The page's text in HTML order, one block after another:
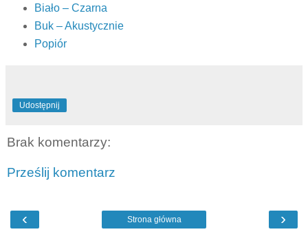
Biało – Czarna
Buk – Akustycznie
Popiór
Udostępnij
Brak komentarzy:
Prześlij komentarz
‹ ›
Strona główna